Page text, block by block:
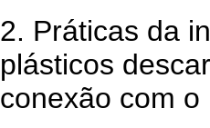
2. Práticas da
plásticos
conexão com